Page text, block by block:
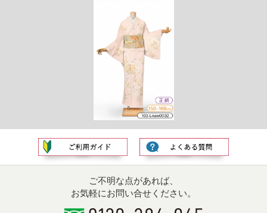
ご不明な点があれば、
お気軽にお問い合せください。